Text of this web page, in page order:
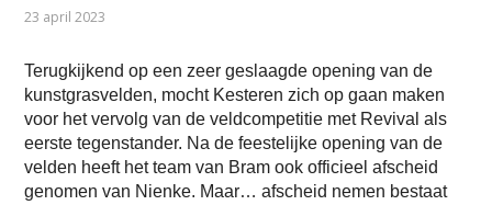
23 april 2023
Terugkijkend op een zeer geslaagde opening van de
kunstgrasvelden, mocht Kesteren zich op gaan maken
voor het vervolg van de veldcompetitie met Revival als
eerste tegenstander. Na de feestelijke opening van de
velden heeft het team van Bram ook officieel afscheid
genomen van Nienke. Maar… afscheid nemen bestaat